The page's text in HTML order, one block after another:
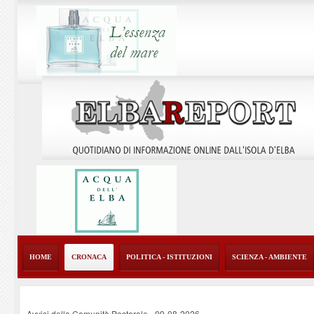
HOME CRONACA POLITICA - ISTITUZIONI SCIENZA - AMBIENTE